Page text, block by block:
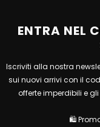
ENTRA NEL
Iscriviti alla nostra
sui nuovi arrivi con il
offerte imperdibili e
🛍